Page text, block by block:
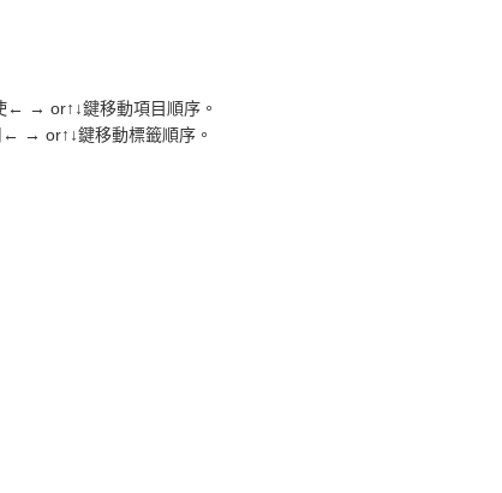
← → or↑↓鍵移動項目順序。
← → or↑↓鍵移動標籤順序。